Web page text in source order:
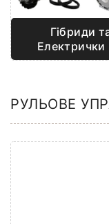
Гібриди
Електрички
РУЛЬОВЕ